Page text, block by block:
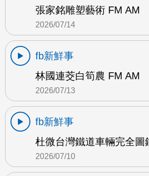
張家銘雕塑藝術 FM AM
2026/07/14
fb新鮮事
林國連茭白筍農 FM AM
2026/07/13
fb新鮮事
杜微台灣鐵道車輛完全圖
2026/07/10